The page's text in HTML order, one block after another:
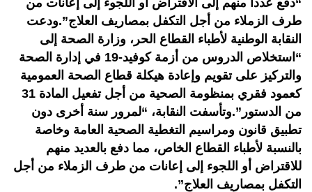
“دفع عددا منهم إلى الاقتراض أو اللجوء إلى إعانات من
طرف الزملاء من أجل التكفل بمصاريف العلاج”.ودعت
النقابة الوطنية لأطباء القطاع الحر، وزارة الصحة إلى
“استخلاص الدروس من أزمة كوفيد-19 في إدارة الصحة
والتركيز على تقويم وإعادة هيكلة قطاع الصحة العمومية
كعمود فقري بمنظومة الصحية من أجل تفعيل المادة 31
من الدستور”.وتأسفت النقابة، “لمرور سنة أخرى دون
تطبيق قانون ومراسيم التغطية الصحية العامة وخاصة
بالنسبة لأطباء القطاع الخاص، مما دفع بالعديد منهم
للاقتراض أو اللجوء إلى إعانات من طرف الزملاء من أجل
التكفل بمصاريف العلاج”.